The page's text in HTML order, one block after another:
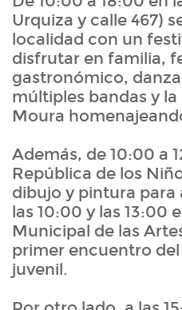
Urquiza y calle 467)
localidad con un
disfrutar en familia,
gastronómico,
múltiples bandas y
Moura
Además, de 10:00 a
República de los
dibujo y pintura para
las 10:00 y las 13:00
Municipal de las
primer encuentro
juvenil.